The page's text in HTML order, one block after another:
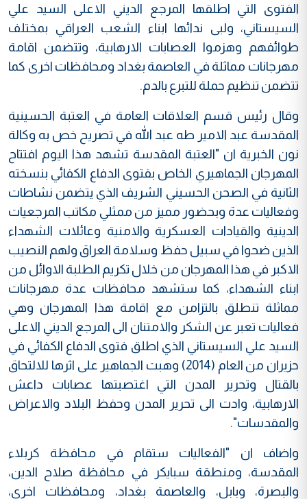
الفتوى التي اطلقها المرجع الديني الاعلى السيد علي
السيستاني، ولبى ندائها ابناء الشعب العراقي بمختلف
طوائفهم وهزموا العصابات الارهابية، وتتضمن اقامة
مهرجانات مماثلة في العاصمة بغداد ومحافظات اخرى كما
تتضمن تنظيم حملة للتبرع بالدم.
وقال رئيس قسم العلاقات العامة في العتبة الحسينية
المقدسة عبد الامير طه عبد الله في تصريح خص به وكالة
نون الخبرية ان "العتبة المقدسة تشهد هذا اليوم افتتاح
المهرجان الجماهيري الخاص بفتوى الدفاع الكفائي بنسخته
الثانية في الصحن الحسيني الشريف الذي يتضمن نشاطات
وفعاليات عدة وبحضور مميز من ممثلي مكاتب المرجعيات
الدينية والقيادات العسكرية والامنية وعائلات الشهداء
الذين ضحوا في سبيل حفظ وسلامة العراق ولهم النصيب
الاكبر في هذا المهرجان من خلال تكريم الطلبة الاوائل من
ابناء الشهداء، كما ستشهد محافظات عدة مهرجانات
مماثلة تنطلق بالتزامن مع اقامة هذا المهرجان وهي
فعاليات تعبر عن الشكر والامتنان الى المرجع الديني الاعلى
السيد علي السيستاني الذي اطلق فتوى الدفاع الكفائي في
حزيران من العام (2014) وهبت الجماهير على اثرها للالتحاق
بالقتال وتحرير المدن التي اغتصبتها عصابات داعش
الارهابية، وادت الى تحرير المدن وحفظ البلاد والاعراض
والمقدسات".
واضاف ان "الفعاليات ستقام في محافظة كربلاء
المقدسة، ومنطقة سبايكر في محافظة صلاح الدين،
والبصرة، وبابل، والعاصمة بغداد، ومحافظات اخرى،